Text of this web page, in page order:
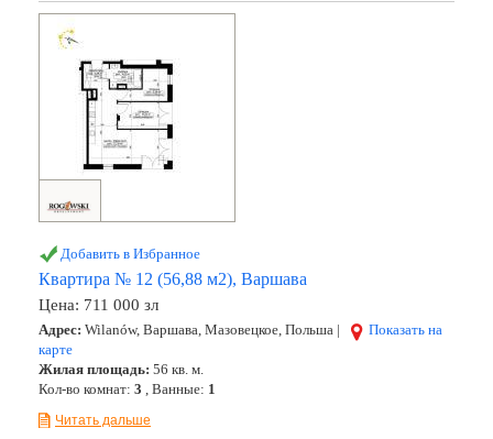
Добавить в Избранное
Квартира № 12 (56,88 м2), Варшава
Цена: 711 000 зл
Адрес: Wilanów, Варшава, Мазовецкое, Польша |
Показать на
карте
Жилая площадь: 56 кв. м.
Кол-во комнат: 3 , Ванные: 1
Читать дальше